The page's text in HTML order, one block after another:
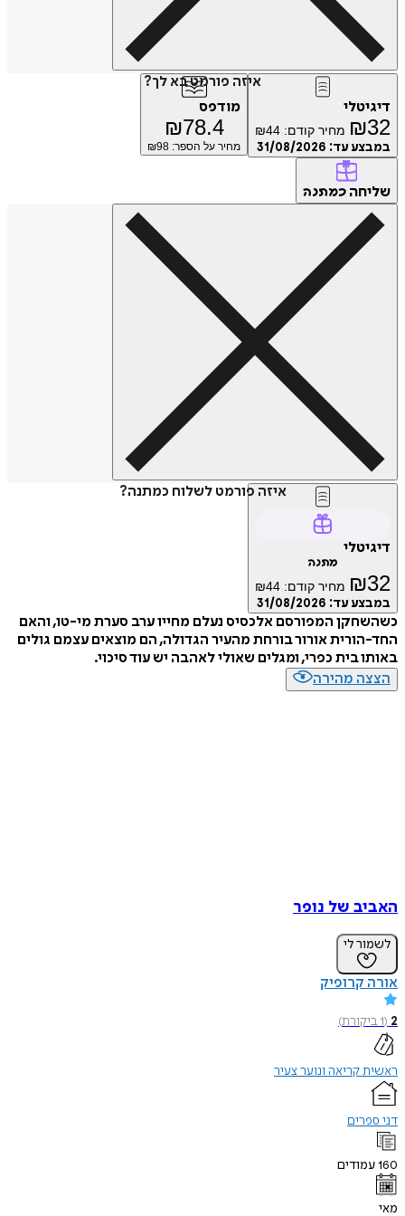
איזה פורמט בא לך?
₪ מחיר קודם: ₪44
עד:31/08/2026
מודפס
₪78.4
מחיר על הספר: ₪98
כמתנה
איזה פורמט לשלוח כמתנה?
₪ מחיר קודם: ₪44
עד:31/08/2026
המפורסם אלכסיס נעלם מחייו ערב סערת מי-טו, והאם
אורור בורחת מהעיר הגדולה, הם מוצאים עצמם גולים
בית כפרי, ומגלים שאולי לאהבה יש עוד סיכוי.
מהירה
של נופר
לי
קרופיק
)
קריאה ונוער צעיר